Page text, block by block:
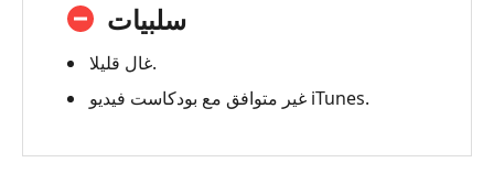
سلبيات
غال قليلا.
غير متوافق مع بودكاست فيديو iTunes.